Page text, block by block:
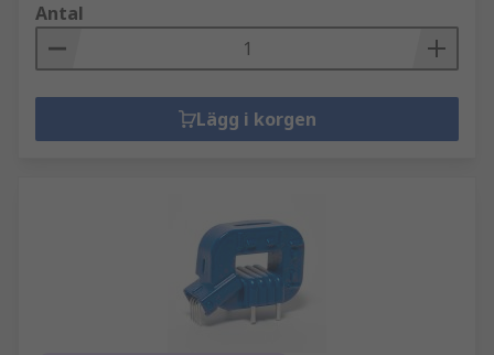
Antal
Lägg i korgen